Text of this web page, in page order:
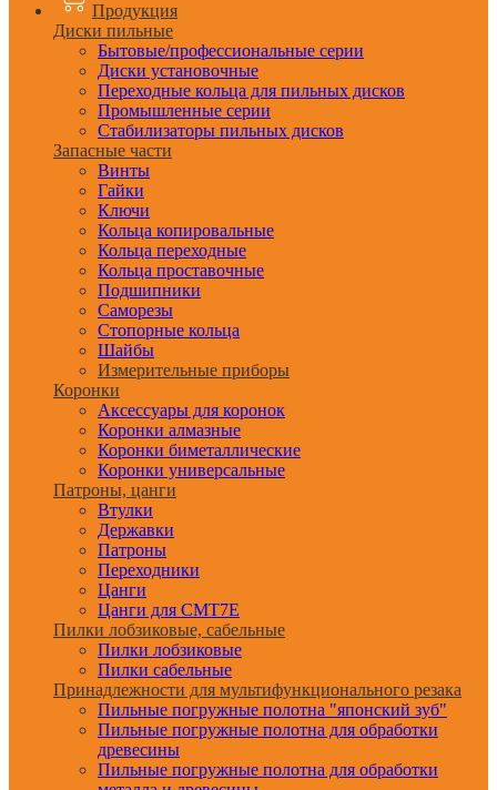
Продукция
Диски пильные
Бытовые/профессиональные серии
Диски установочные
Переходные кольца для пильных дисков
Промышленные серии
Стабилизаторы пильных дисков
Запасные части
Винты
Гайки
Ключи
Кольца копировальные
Кольца переходные
Кольца проставочные
Подшипники
Саморезы
Стопорные кольца
Шайбы
Измерительные приборы
Коронки
Аксессуары для коронок
Коронки алмазные
Коронки биметаллические
Коронки универсальные
Патроны, цанги
Втулки
Державки
Патроны
Переходники
Цанги
Цанги для CMT7E
Пилки лобзиковые, сабельные
Пилки лобзиковые
Пилки сабельные
Принадлежности для мультифункционального резака
Пильные погружные полотна "японский зуб"
Пильные погружные полотна для обработки
древесины
Пильные погружные полотна для обработки